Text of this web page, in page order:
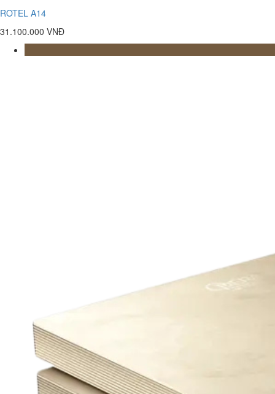
ROTEL A14
31.100.000 VNĐ